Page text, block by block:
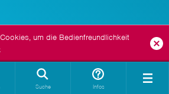
um die Bedienfreundlichkeit
Suche Infos